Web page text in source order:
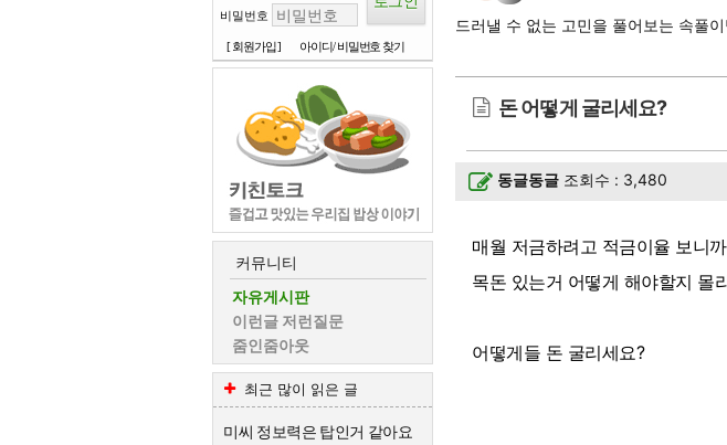
비밀번호
[ 회원가입 ] 아이디/ 비밀번호 찾기
커뮤니티
자유게시판
이런글 저런질문
줌인줌아웃
최근 많이 읽은 글
미씨 정보력은 탑인거 같아요
드러낼 수 없는 고민을 풀어보는 속풀
돈 어떻게 굴리세요?
동글동글 조회수 : 3,480
매월 저금하려고 적금이율 보니
목돈 있는거 어떻게 해야할지 몰
어떻게들 돈 굴리세요?